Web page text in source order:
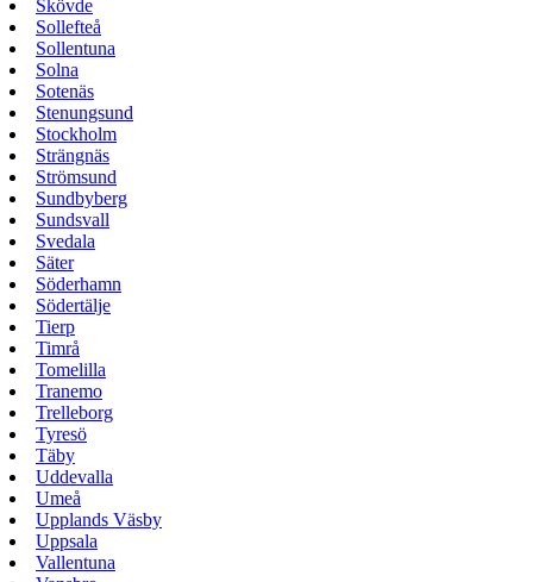
Skövde
Sollefteå
Sollentuna
Solna
Sotenäs
Stenungsund
Stockholm
Strängnäs
Strömsund
Sundbyberg
Sundsvall
Svedala
Säter
Söderhamn
Södertälje
Tierp
Timrå
Tomelilla
Tranemo
Trelleborg
Tyresö
Täby
Uddevalla
Umeå
Upplands Väsby
Uppsala
Vallentuna